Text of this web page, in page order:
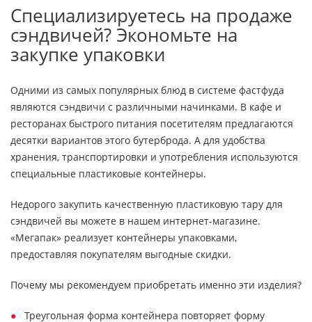
Специализируетесь на продаже
сэндвичей? Экономьте на
закупке упаковки
Одними из самых популярных блюд в системе фастфуда
являются сэндвичи с различными начинками. В кафе и
ресторанах быстрого питания посетителям предлагаются
десятки вариантов этого бутерброда. А для удобства
хранения, транспортировки и употребления используются
специальные пластиковые контейнеры.
Недорого закупить качественную пластиковую тару для
сэндвичей вы можете в нашем интернет-магазине.
«Мегапак» реализует контейнеры упаковками,
предоставляя покупателям выгодные скидки.
Почему мы рекомендуем приобретать именно эти изделия?
Треугольная форма контейнера повторяет форму